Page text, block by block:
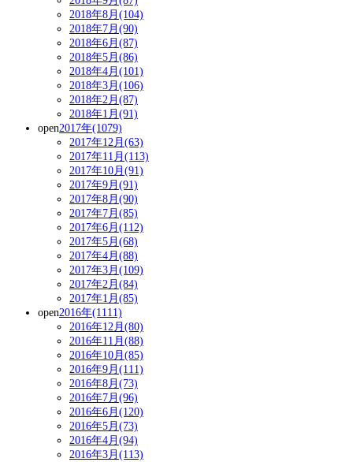
2018年8月(104)
2018年7月(90)
2018年6月(87)
2018年5月(86)
2018年4月(101)
2018年3月(106)
2018年2月(87)
2018年1月(91)
open2017年(1079)
2017年12月(63)
2017年11月(113)
2017年10月(91)
2017年9月(91)
2017年8月(90)
2017年7月(85)
2017年6月(112)
2017年5月(68)
2017年4月(88)
2017年3月(109)
2017年2月(84)
2017年1月(85)
open2016年(1111)
2016年12月(80)
2016年11月(88)
2016年10月(85)
2016年9月(111)
2016年8月(73)
2016年7月(96)
2016年6月(120)
2016年5月(73)
2016年4月(94)
2016年3月(113)